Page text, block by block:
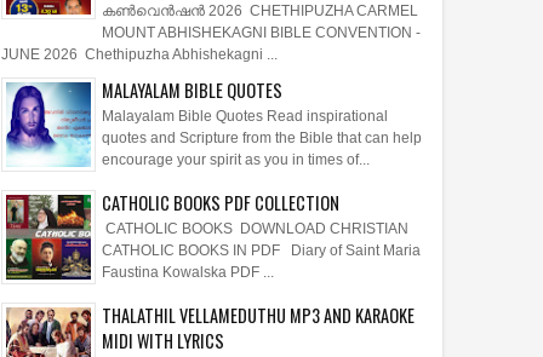
കൺവെൻഷൻ 2026 CHETHIPUZHA CARMEL
MOUNT ABHISHEKAGNI BIBLE CONVENTION -
JUNE 2026 Chethipuzha Abhishekagni ...
MALAYALAM BIBLE QUOTES
Malayalam Bible Quotes Read inspirational
quotes and Scripture from the Bible that can help
encourage your spirit as you in times of...
CATHOLIC BOOKS PDF COLLECTION
CATHOLIC BOOKS DOWNLOAD CHRISTIAN
CATHOLIC BOOKS IN PDF Diary of Saint Maria
Faustina Kowalska PDF ...
THALATHIL VELLAMEDUTHU MP3 AND KARAOKE
MIDI WITH LYRICS